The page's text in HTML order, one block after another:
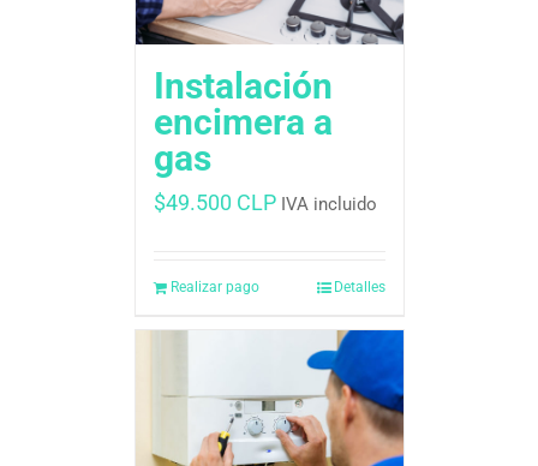
Instalación
encimera a
gas
$49.500 CLP IVA incluido
Realizar pago Detalles